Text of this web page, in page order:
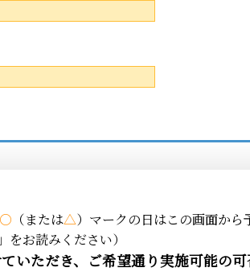
○ （または△）マークの日はこの画面から
」をお読みください）
いただき、ご希望通り実施可能の可